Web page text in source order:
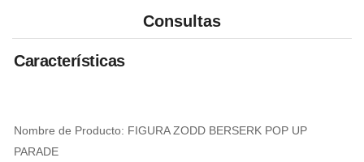
Consultas
Características
Nombre de Producto: FIGURA ZODD BERSERK POP UP
PARADE